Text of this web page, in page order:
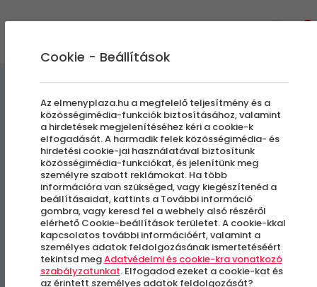
Cukorvirág Készítő Kurzus
Budapest, IX. kerület
Cookie - Beállítások
Az elmenyplaza.hu a megfelelő teljesítmény és a
közösségimédia-funkciók biztosításához, valamint
a hirdetések megjelenítéséhez kéri a cookie-k
elfogadását. A harmadik felek közösségimédia- és
hirdetési cookie-jai használatával biztosítunk
közösségimédia-funkciókat, és jelenítünk meg
személyre szabott reklámokat. Ha több
információra van szükséged, vagy kiegészítenéd a
beállításaidat, kattints a További információ
gombra, vagy keresd fel a webhely alsó részéről
elérhető Cookie-beállítások területet. A cookie-kkal
kapcsolatos további információért, valamint a
személyes adatok feldolgozásának ismertetéséért
tekintsd megAdatvédelmi és cookie-kra vonatkozó
szabályzatunkat. Elfogadod ezeket a cookie-kat és
az érintett személyes adatok feldolgozását?